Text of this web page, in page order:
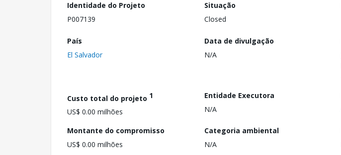
Identidade do Projeto
P007139
Situação
Closed
País
El Salvador
Data de divulgação
N/A
Custo total do projeto 1
US$ 0.00 milhões
Entidade Executora
N/A
Montante do compromisso
US$ 0.00 milhões
Categoria ambiental
N/A